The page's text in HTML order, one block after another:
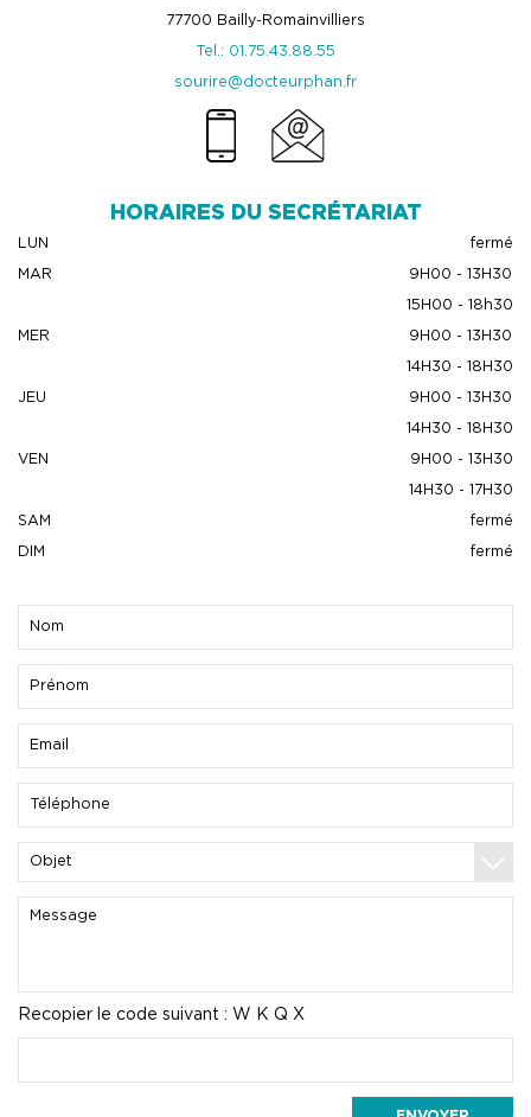
77700 Bailly-Romainvilliers
Tel.: 01.75.43.88.55
sourire@docteurphan.fr
HORAIRES DU SECRÉTARIAT
LUN
fermé
MAR
9H00 - 13H30
15H00 - 18h30
MER
9H00 - 13H30
14H30 - 18H30
JEU
9H00 - 13H30
14H30 - 18H30
VEN
9H00 - 13H30
14H30 - 17H30
SAM
fermé
DIM
fermé
Recopier le code suivant : W K Q X